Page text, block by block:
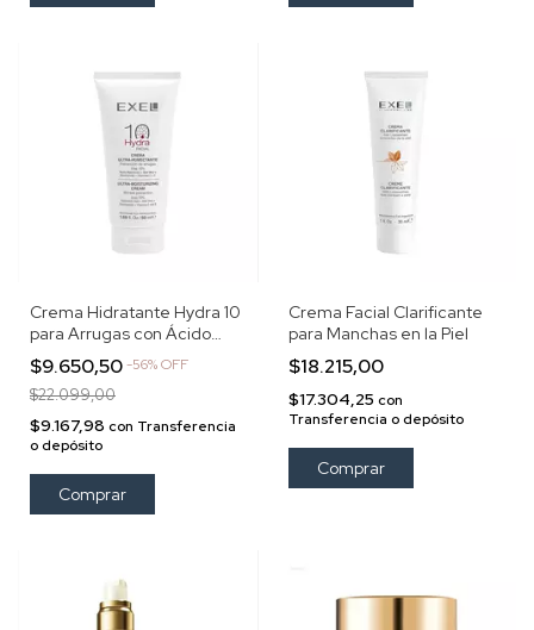
Crema Hidratante Hydra 10
para Arrugas con Ácido
Hialurónico
$9.650,50-56%OFF
$22.099,00
$9.167,98 con Transferencia
o depósito
Crema Facial Clarificante
para Manchas en la Piel
$18.215,00
$17.304,25 con
Transferencia o depósito